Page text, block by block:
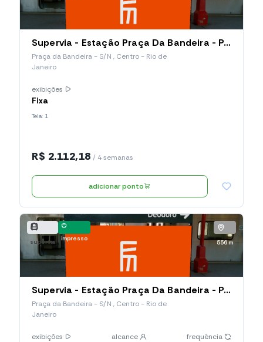
Supervia - Estação Praça Da Bandeira - Painel de Plataforma - Dupla Face (002.PBA.PP)
Praça da Bandeira - S/N , Centro - Rio de
Janeiro
exibições
Fixa
Tela: 1
R$ 2.112,18 / 4 semanas
adicionar ponto
supervia impresso
556 m
Supervia - Estação Praça Da Bandeira - Painel de Plataforma - Dupla Face (001.PBA.PP)
Praça da Bandeira - S/N , Centro - Rio de
Janeiro
exibições alcance frequência